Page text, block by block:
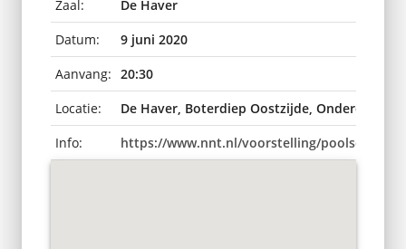
Zaal:
De Haver
Datum:
9 juni 2020
Aanvang: 20:30
Locatie:
De Haver, Boterdiep Oostzijde,
Info:
https://www.nnt.nl/voorstelling/poolsebruid/